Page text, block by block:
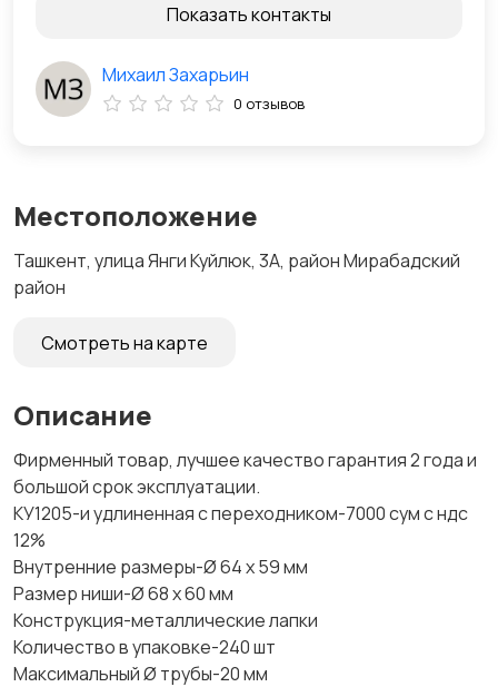
Местоположение
Ташкент, улица Янги Куйлюк, 3А, район Мирабадский
район
Смотреть на карте
Описание
Фирменный товар, лучшее качество гарантия 2 года и
большой срок эксплуатации.
КУ1205-и удлиненная с переходником-7000 сум с ндс
12%
Внутренние размеры-Ø 64 x 59 мм
Размер ниши-Ø 68 x 60 мм
Конструкция-металлические лапки
Количество в упаковке-240 шт
Максимальный Ø трубы-20 мм
Показать контакты
Михаил Захарьин
0 отзывов